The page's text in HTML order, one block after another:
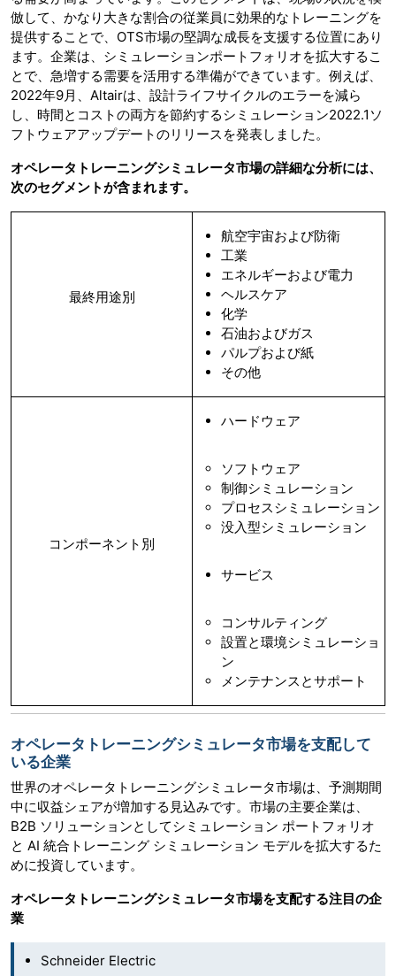
倣して、かなり大きな割合の従業員に効果的なトレーニングを
提供することで、OTS市場の堅調な成長を支援する位置にあり
ます。企業は、シミュレーションポートフォリオを拡大するこ
とで、急増する需要を活用する準備ができています。例えば、
2022年9月、Altairは、設計ライフサイクルのエラーを減ら
し、時間とコストの両方を節約するシミュレーション2022.1ソ
フトウェアアップデートのリリースを発表しました。
オペレータトレーニングシミュレータ市場の詳細な分析には、
次のセグメントが含まれます。
最終用途別
航空宇宙および防衛
工業
エネルギーおよび電力
ヘルスケア
化学
石油およびガス
パルプおよび紙
その他
コンポーネント別
ハードウェア
ソフトウェア
制御シミュレーション
プロセスシミュレーション
没入型シミュレーション
サービス
コンサルティング
設置と環境シミュレーショ
ン
メンテナンスとサポート
オペレータトレーニングシミュレータ市場を支配して
いる企業
世界のオペレータトレーニングシミュレータ市場は、予測期間
中に収益シェアが増加する見込みです。市場の主要企業は、
B2B ソリューションとしてシミュレーション ポートフォリオ
と AI 統合トレーニング シミュレーション モデルを拡大するた
めに投資しています。
オペレータトレーニングシミュレータ市場を支配する注目の企
業
Schneider Electric